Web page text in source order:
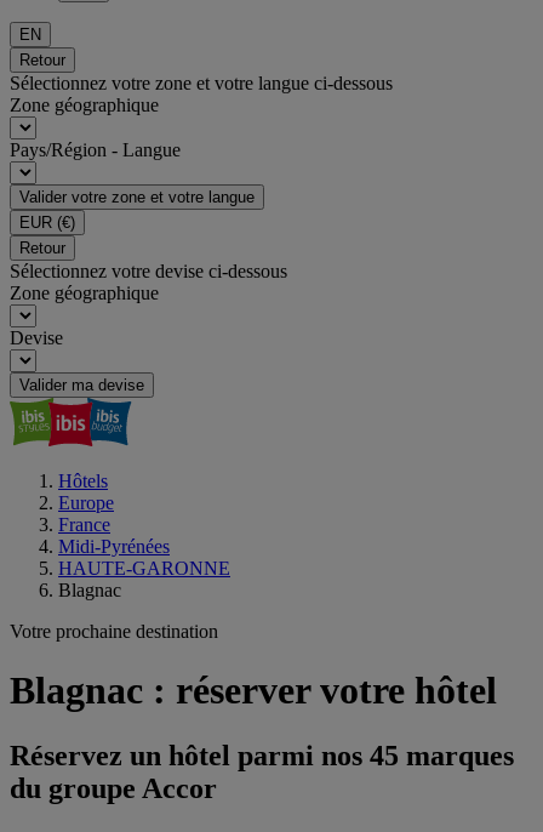
EN
Retour
Sélectionnez votre zone et votre langue ci-dessous
Zone géographique
Pays/Région - Langue
Valider votre zone et votre langue
EUR (€)
Retour
Sélectionnez votre devise ci-dessous
Zone géographique
Devise
Valider ma devise
Hôtels
Europe
France
Midi-Pyrénées
HAUTE-GARONNE
Blagnac
Votre prochaine destination
Blagnac : réserver votre hôtel
Réservez un hôtel parmi nos 45 marques
du groupe Accor